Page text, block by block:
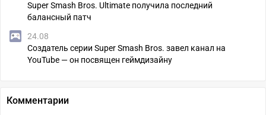
Super Smash Bros. Ultimate получила последний
балансный патч
24.08
Создатель серии Super Smash Bros. завел канал на
YouTube — он посвящен геймдизайну
Комментарии